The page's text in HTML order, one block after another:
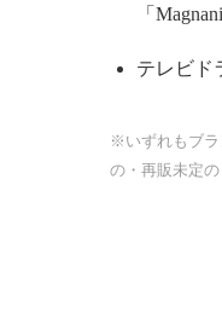
「
テレビド
※いずれもブラ
の・再販未定